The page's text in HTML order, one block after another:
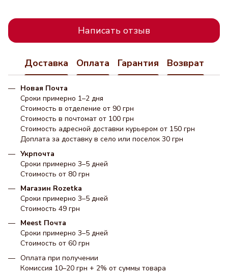
Написать отзыв
Доставка Оплата Гарантия Возврат
Новая Почта
Сроки примерно 1–2 дня
Стоимость в отделение от 90 грн
Стоимость в почтомат от 100 грн
Стоимость адресной доставки курьером от 150 грн
Доплата за доставку в село или поселок 30 грн
Укрпочта
Сроки примерно 3–5 дней
Стоимость от 80 грн
Магазин Rozetka
Сроки примерно 3–5 дней
Стоимость 49 грн
Meest Почта
Сроки примерно 3–5 дней
Стоимость от 60 грн
Оплата при получении
Комиссия 10–20 грн + 2% от суммы товара